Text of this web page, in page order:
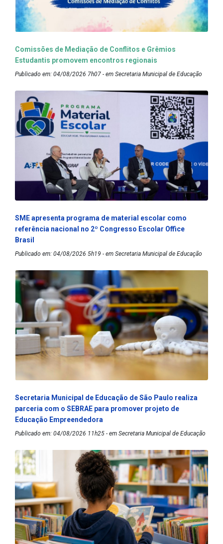
Comissões de Mediação de Conflitos e Grêmios
Estudantis promovem encontros regionais
Publicado em: 04/08/2026 7h07 - em Secretaria Municipal de Educação
SME apresenta programa de material escolar como
referência nacional no 2º Congresso Escolar Office
Brasil
Publicado em: 04/08/2026 5h19 - em Secretaria Municipal de Educação
Secretaria Municipal de Educação de São Paulo realiza
parceria com o SEBRAE para promover projeto de
Educação Empreendedora
Publicado em: 04/08/2026 11h25 - em Secretaria Municipal de Educação